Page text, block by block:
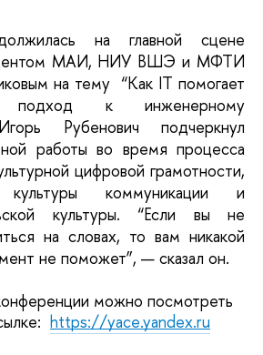
на главной сцене
МАИ, НИУ ВШЭ и МФТИ
на тему  “Как IT помогает
подход к инженерному
Рубенович подчеркнул
работы во время процесса
цифровой грамотности,
коммуникации и
культуры. “Если вы не
на словах, то вам никакой
не поможет”, — сказал он.
можно посмотреть
https://yace.yandex.ru